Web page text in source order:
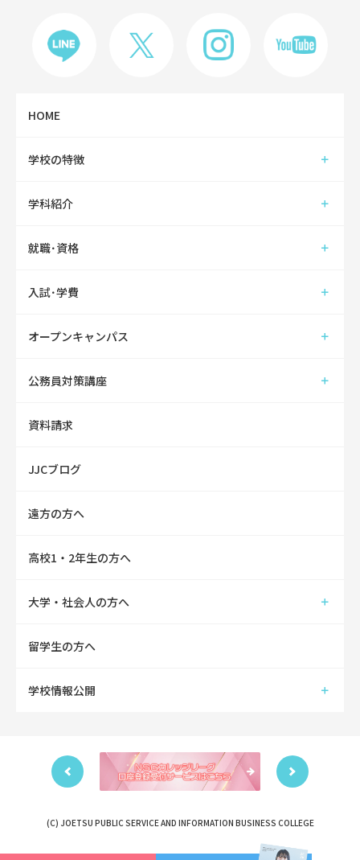
HOME
学校の特徴
学科紹介
就職･資格
入試･学費
オープンキャンパス
公務員対策講座
資料請求
JJCブログ
遠方の方へ
高校1・2年生の方へ
大学・社会人の方へ
留学生の方へ
学校情報公開
(C) JOETSU PUBLIC SERVICE AND INFORMATION BUSINESS COLLEGE